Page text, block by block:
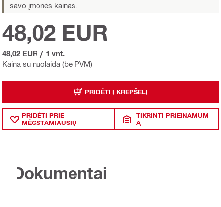
savo įmonės kainas.
Kaina su nuolaida (be PVM)
48,02 EUR
48,02 EUR / 1 vnt.
PRIDĖTI Į KREPŠELĮ
PRIDĖTI PRIE
MĖGSTAMIAUSIŲ
TIKRINTI PRIEINAMUM
Ą
Dokumentai